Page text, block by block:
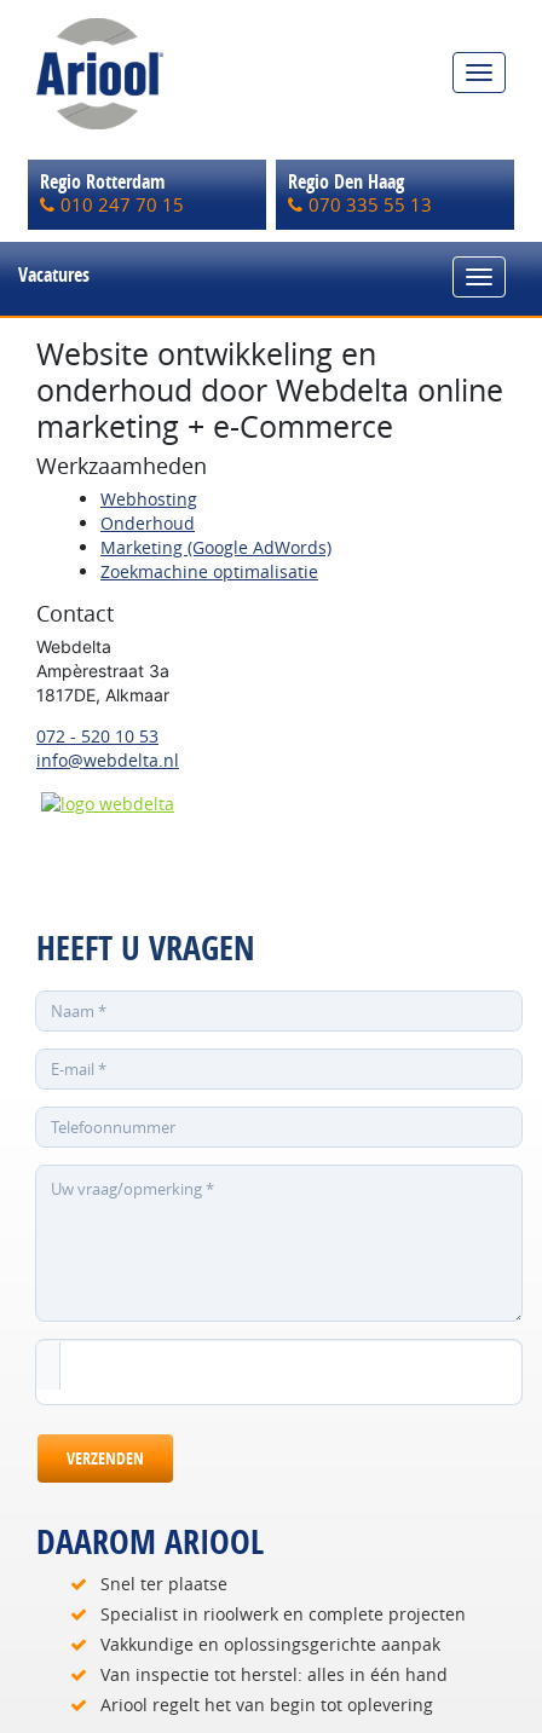
Toggle
Regio Rotterdam
010 247 70 15
Regio Den Haag
070 335 55 13
Vacatures
Toggle
Website ontwikkeling en
onderhoud door Webdelta online
marketing + e-Commerce
Werkzaamheden
Webhosting
Onderhoud
Marketing (Google AdWords)
Zoekmachine optimalisatie
Contact
Webdelta
Ampèrestraat 3a
1817DE, Alkmaar
072 - 520 10 53
info@webdelta.nl
HEEFT U VRAGEN
VERZENDEN
DAAROM ARIOOL
Snel ter plaatse
Specialist in rioolwerk en complete projecten
Vakkundige en oplossingsgerichte aanpak
Van inspectie tot herstel: alles in één hand
Ariool regelt het van begin tot oplevering